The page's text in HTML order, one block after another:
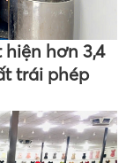
hơn 3,4
trái phép